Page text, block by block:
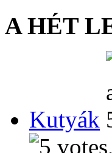
A HÉT
Kutyák